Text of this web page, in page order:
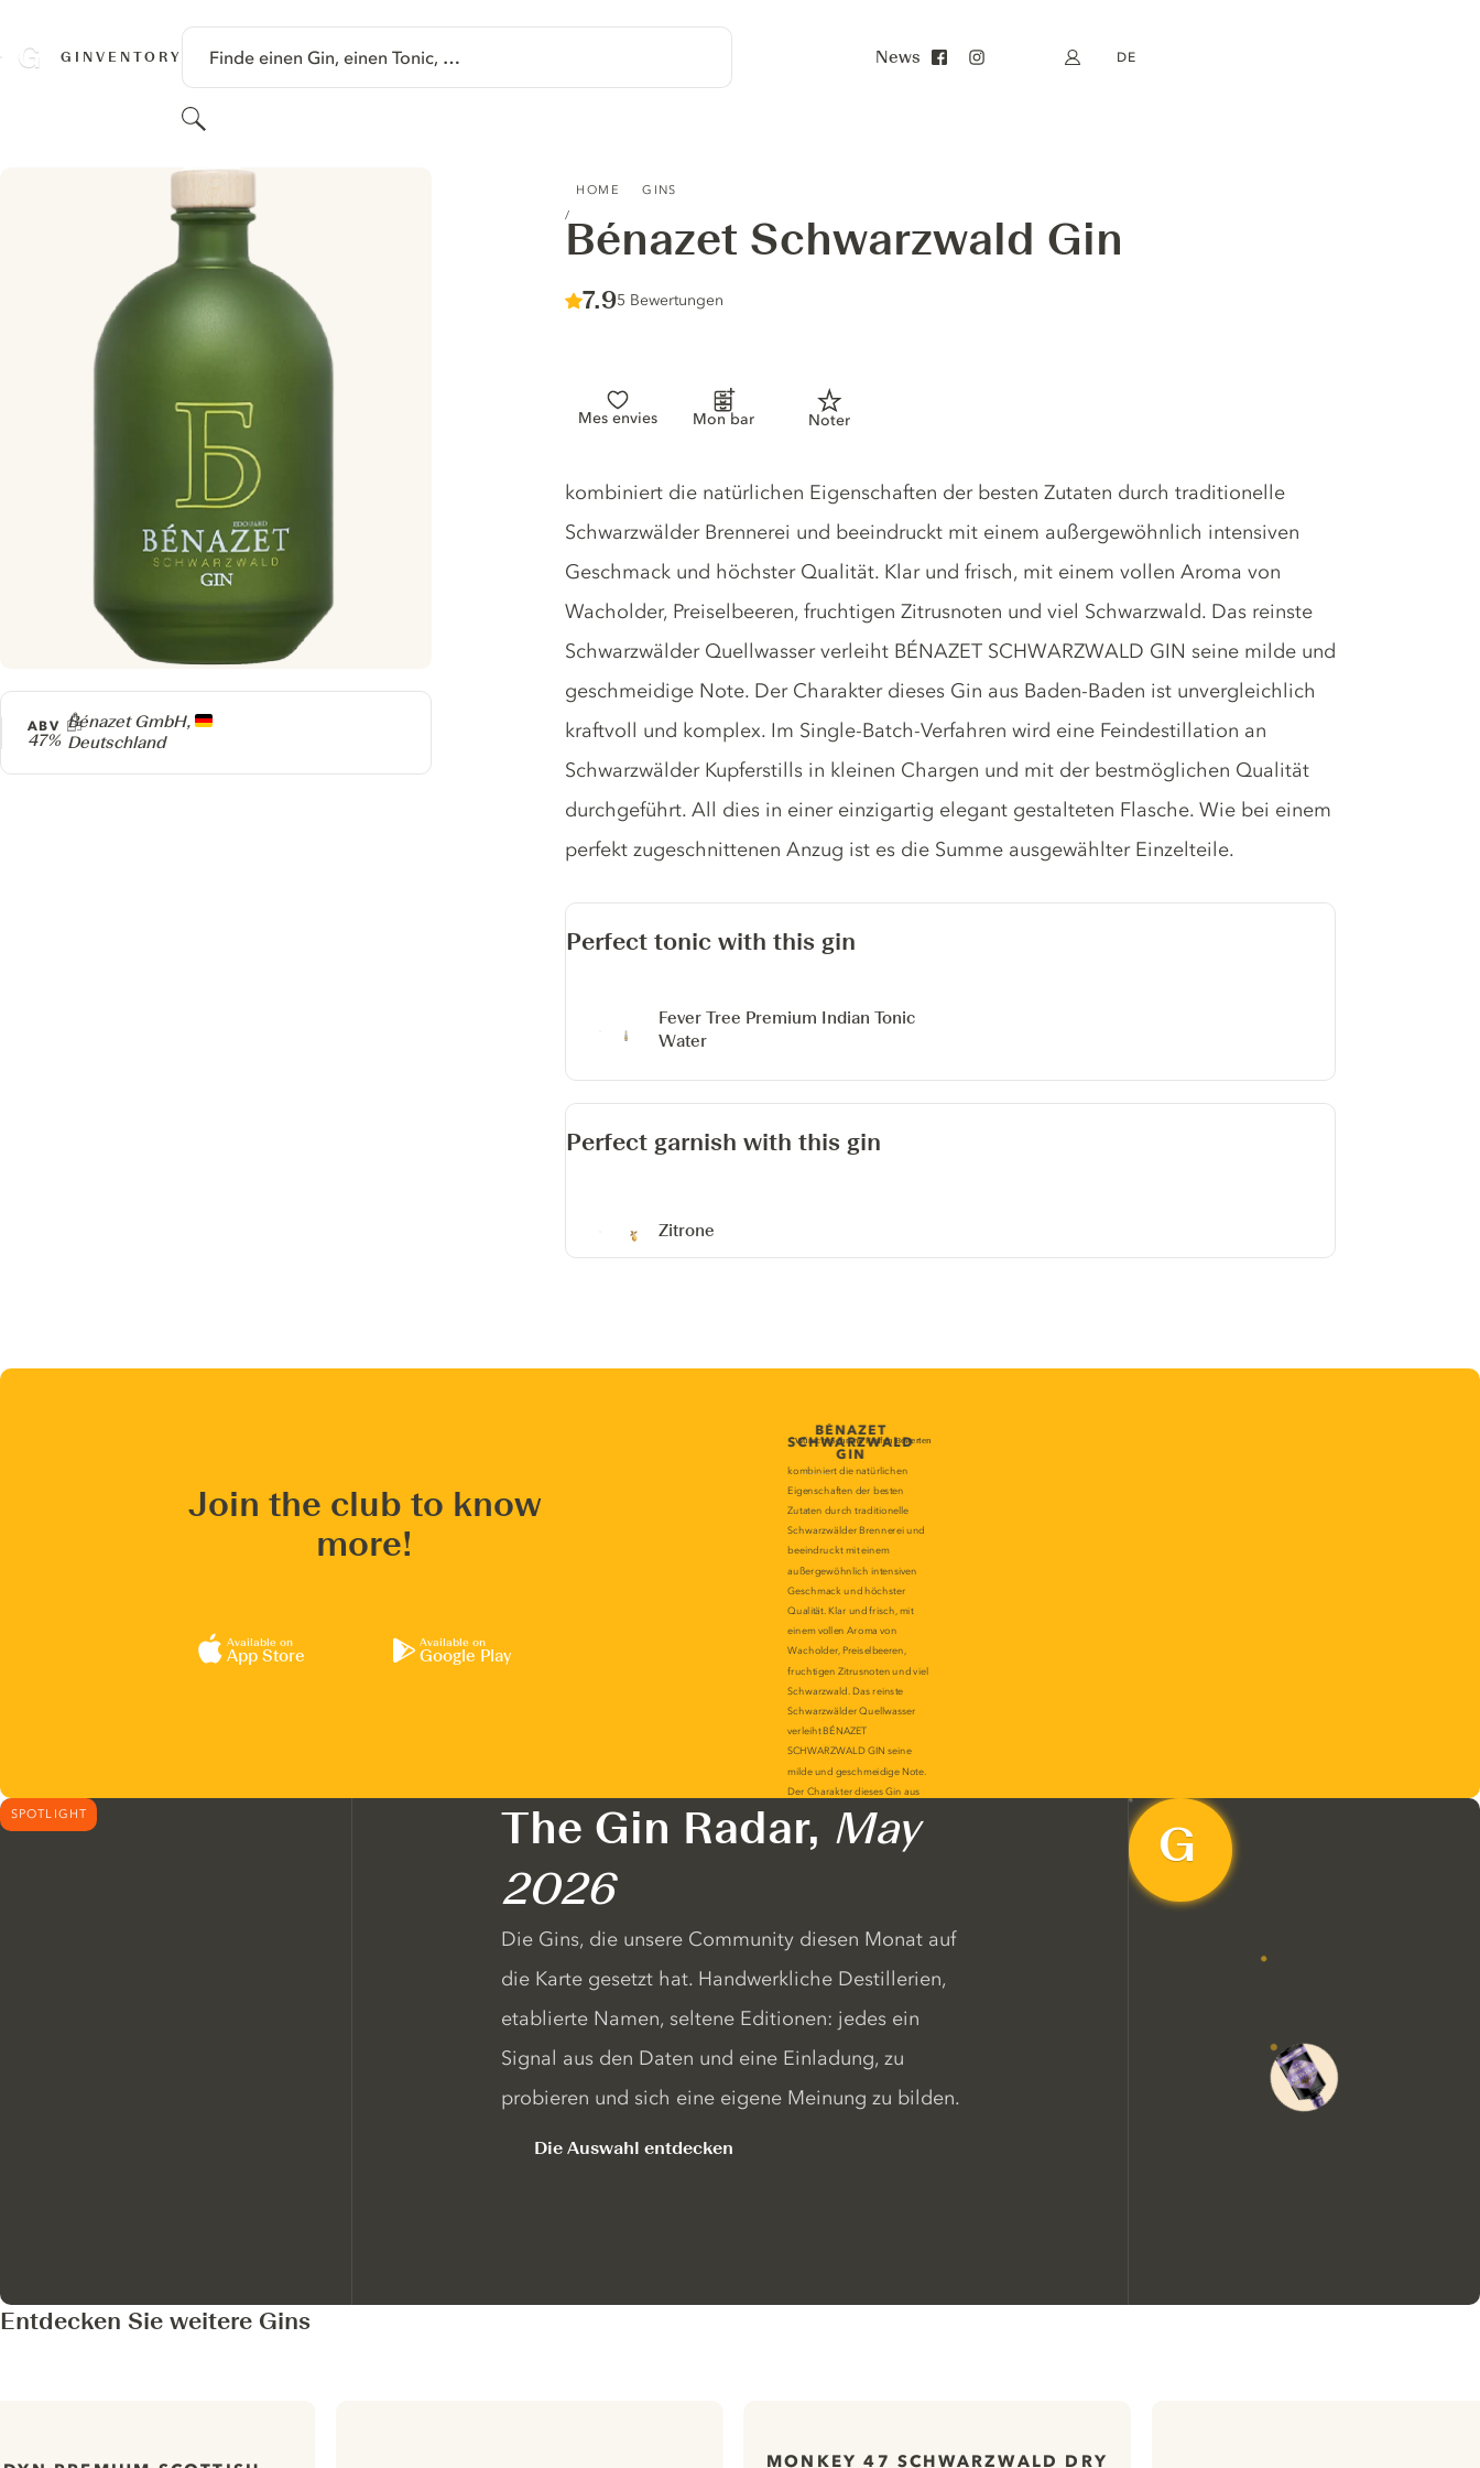
GINVENTORY Finde einen Gin, einen Tonic, …
Suchen
News Mein Konto
DE
HOME GINS
Bénazet Schwarzwald Gin
Score :
7.9/ 10
5 Bewertungen
Mes envies Mon bar Noter
Producer
Bénazet GmbH,
Deutschland
ABV
47%
Gin description
kombiniert die natürlichen Eigenschaften der besten Zutaten durch traditionelle
Schwarzwälder Brennerei und beeindruckt mit einem außergewöhnlich intensiven
Geschmack und höchster Qualität. Klar und frisch, mit einem vollen Aroma von
Wacholder, Preiselbeeren, fruchtigen Zitrusnoten und viel Schwarzwald. Das reinste
Schwarzwälder Quellwasser verleiht BÉNAZET SCHWARZWALD GIN seine milde und
geschmeidige Note. Der Charakter dieses Gin aus Baden-Baden ist unvergleichlich
kraftvoll und komplex. Im Single-Batch-Verfahren wird eine Feindestillation an
Schwarzwälder Kupferstills in kleinen Chargen und mit der bestmöglichen Qualität
durchgeführt. All dies in einer einzigartig elegant gestalteten Flasche. Wie bei einem
perfekt zugeschnittenen Anzug ist es die Summe ausgewählter Einzelteile.
Perfect tonic with this gin
Fever Tree Premium Indian Tonic
Water
Perfect garnish with this gin
Zitrone
Join the club to know
more!
Available on
App Store
Available on
Google Play
SPOTLIGHT The Gin Radar, May
2026
Die Gins, die unsere Community diesen Monat auf
die Karte gesetzt hat. Handwerkliche Destillerien,
etablierte Namen, seltene Editionen: jedes ein
Signal aus den Daten und eine Einladung, zu
probieren und sich eine eigene Meinung zu bilden.
Die Auswahl entdecken
Entdecken Sie weitere Gins
MONKEY 47 SCHWARZWALD DRY